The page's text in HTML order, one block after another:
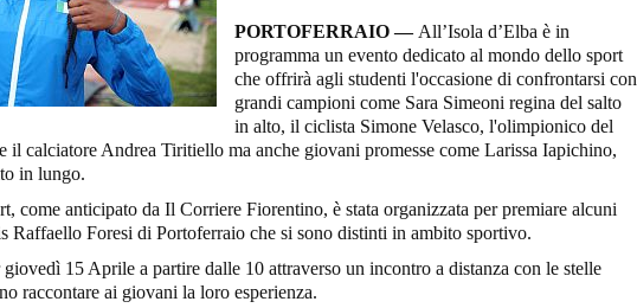
PORTOFERRAIO — All’Isola d’Elba è in
programma un evento dedicato al mondo dello sport
che offrirà agli studenti l'occasione di confrontarsi con
grandi campioni come Sara Simeoni regina del salto
in alto, il ciclista Simone Velasco, l'olimpionico del
il calciatore Andrea Tiritiello ma anche giovani promesse come Larissa Iapichino,
in lungo.
come anticipato da Il Corriere Fiorentino, è stata organizzata per premiare alcuni
Raffaello Foresi di Portoferraio che si sono distinti in ambito sportivo.
15 Aprile a partire dalle 10 attraverso un incontro a distanza con le stelle
raccontare ai giovani la loro esperienza.